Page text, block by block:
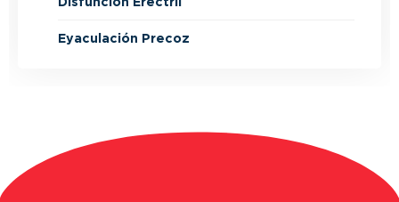
Eyaculación Precoz